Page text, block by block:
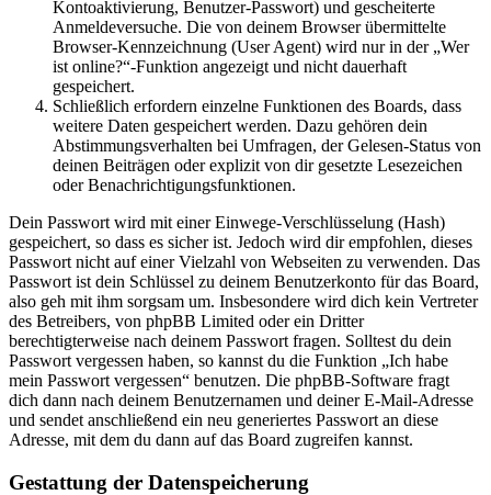
Kontoaktivierung, Benutzer-Passwort) und gescheiterte
Anmeldeversuche. Die von deinem Browser übermittelte
Browser-Kennzeichnung (User Agent) wird nur in der „Wer
ist online?“-Funktion angezeigt und nicht dauerhaft
gespeichert.
Schließlich erfordern einzelne Funktionen des Boards, dass
weitere Daten gespeichert werden. Dazu gehören dein
Abstimmungsverhalten bei Umfragen, der Gelesen-Status von
deinen Beiträgen oder explizit von dir gesetzte Lesezeichen
oder Benachrichtigungsfunktionen.
Dein Passwort wird mit einer Einwege-Verschlüsselung (Hash)
gespeichert, so dass es sicher ist. Jedoch wird dir empfohlen, dieses
Passwort nicht auf einer Vielzahl von Webseiten zu verwenden. Das
Passwort ist dein Schlüssel zu deinem Benutzerkonto für das Board,
also geh mit ihm sorgsam um. Insbesondere wird dich kein Vertreter
des Betreibers, von phpBB Limited oder ein Dritter
berechtigterweise nach deinem Passwort fragen. Solltest du dein
Passwort vergessen haben, so kannst du die Funktion „Ich habe
mein Passwort vergessen“ benutzen. Die phpBB-Software fragt
dich dann nach deinem Benutzernamen und deiner E-Mail-Adresse
und sendet anschließend ein neu generiertes Passwort an diese
Adresse, mit dem du dann auf das Board zugreifen kannst.
Gestattung der Datenspeicherung